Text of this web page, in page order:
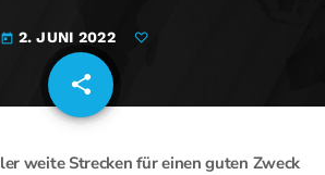
today 2. JUNI 2022
share
email
weite Strecken für einen guten Zweck